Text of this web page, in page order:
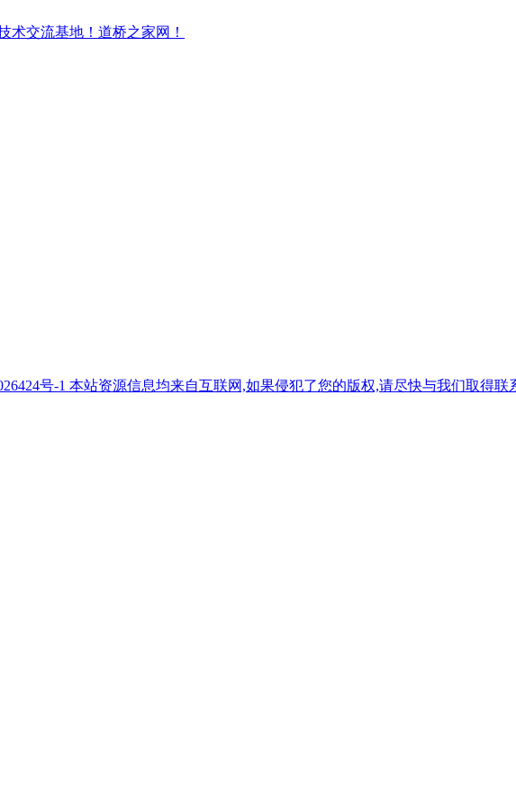
号-1 本站资源信息均来自互联网,如果侵犯了您的版权,请尽快与我们取得联